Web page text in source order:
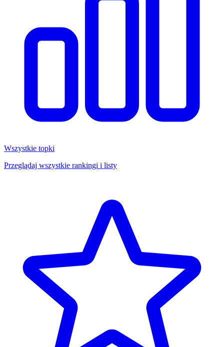
Wszystkie topki
Przeglądaj wszystkie rankingi i listy